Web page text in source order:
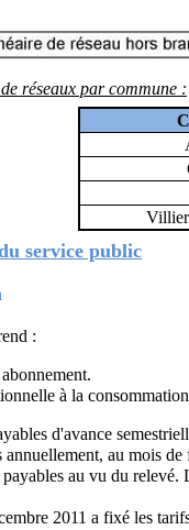
réseaux par commune :
service public
:
à la
d'avance
au mois de
au vu du relevé.
2011 a fixé les